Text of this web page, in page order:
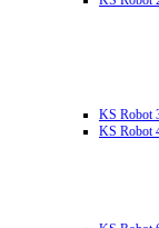
KS Robot
KS Robot